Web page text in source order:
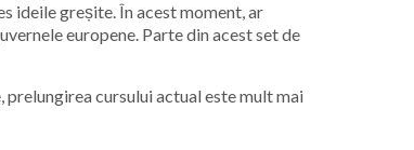
ideile greșite. În acest moment, ar
europene. Parte din acest set de
cursului actual este mult mai